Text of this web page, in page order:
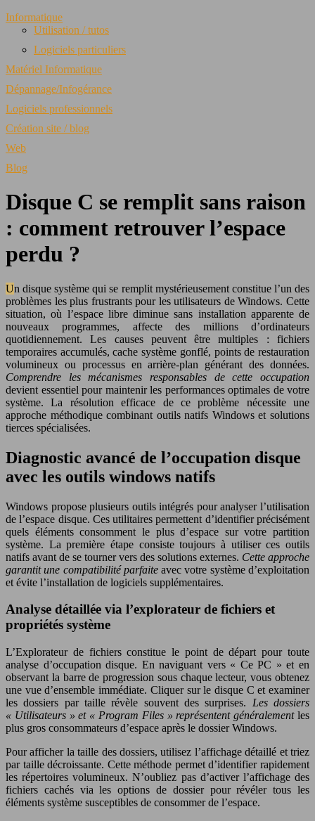
Informatique
Utilisation / tutos
Logiciels particuliers
Matériel Informatique
Dépannage/Infogérance
Logiciels professionnels
Création site / blog
Web
Blog
Disque C se remplit sans raison
: comment retrouver l’espace
perdu ?
Un disque système qui se remplit mystérieusement constitue l’un des
problèmes les plus frustrants pour les utilisateurs de Windows. Cette
situation, où l’espace libre diminue sans installation apparente de
nouveaux programmes, affecte des millions d’ordinateurs
quotidiennement. Les causes peuvent être multiples : fichiers
temporaires accumulés, cache système gonflé, points de restauration
volumineux ou processus en arrière-plan générant des données.
Comprendre les mécanismes responsables de cette occupation
devient essentiel pour maintenir les performances optimales de votre
système. La résolution efficace de ce problème nécessite une
approche méthodique combinant outils natifs Windows et solutions
tierces spécialisées.
Diagnostic avancé de l’occupation disque
avec les outils windows natifs
Windows propose plusieurs outils intégrés pour analyser l’utilisation
de l’espace disque. Ces utilitaires permettent d’identifier précisément
quels éléments consomment le plus d’espace sur votre partition
système. La première étape consiste toujours à utiliser ces outils
natifs avant de se tourner vers des solutions externes. Cette approche
garantit une compatibilité parfaiteavec votre système d’exploitation
et évite l’installation de logiciels supplémentaires.
Analyse détaillée via l’explorateur de fichiers et
propriétés système
L’Explorateur de fichiers constitue le point de départ pour toute
analyse d’occupation disque. En naviguant vers « Ce PC » et en
observant la barre de progression sous chaque lecteur, vous obtenez
une vue d’ensemble immédiate. Cliquer sur le disque C et examiner
les dossiers par taille révèle souvent des surprises. Les dossiers
« Utilisateurs » et « Program Files » représentent généralement les
plus gros consommateurs d’espace après le dossier Windows.
Pour afficher la taille des dossiers, utilisez l’affichage détaillé et triez
par taille décroissante. Cette méthode permet d’identifier rapidement
les répertoires volumineux. N’oubliez pas d’activer l’affichage des
fichiers cachés via les options de dossier pour révéler tous les
éléments système susceptibles de consommer de l’espace.